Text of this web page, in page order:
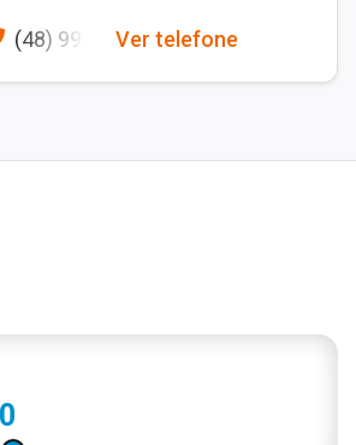
(48) 992 Ver telefone